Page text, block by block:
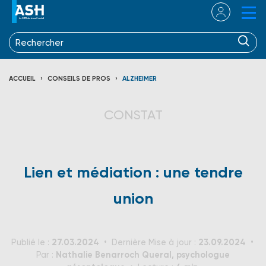
ACCUEIL CONSEILS DE PROS ALZHEIMER
CONSTAT
Lien et médiation : une tendre
union
Publié le : 27.03.2024 Dernière Mise à jour : 23.09.2024
Par : Nathalie Benarroch Queral, psychologue